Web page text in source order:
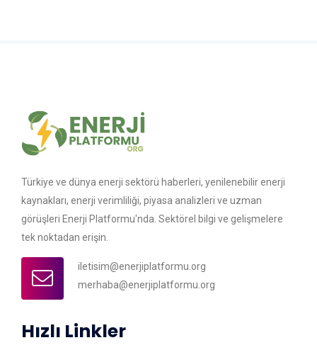
Türkiye ve dünya enerji sektörü haberleri, yenilenebilir enerji
kaynakları, enerji verimliliği, piyasa analizleri ve uzman
görüşleri Enerji Platformu'nda. Sektörel bilgi ve gelişmelere
tek noktadan erişin.
iletisim@enerjiplatformu.org
merhaba@enerjiplatformu.org
Hızlı Linkler